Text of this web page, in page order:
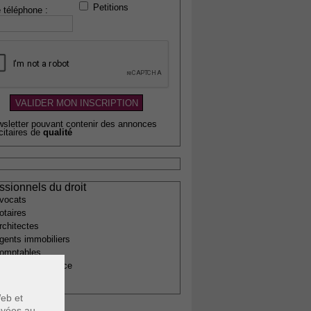
et
téléphone :
Petitions
pouvant contenir des annonces
de qualité
du droit
immobiliers
de justice